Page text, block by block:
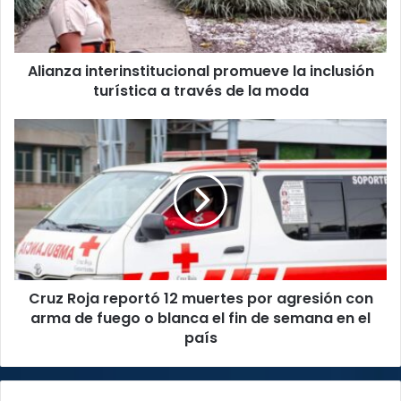
a
través
de
Alianza interinstitucional promueve la inclusión
turística a través de la moda
Cruz
Roja
reportó
12
muertes
agresión
con
arma
fuego
el
Cruz Roja reportó 12 muertes por agresión con
arma de fuego o blanca el fin de semana en el
país